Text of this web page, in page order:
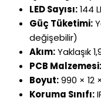
LED Sayısı:144
Güç Tüketimi:
değişebilir)
Akım:Yaklaşık
PCB Malzemesi:
Boyut:990 × 12
Koruma Sınıfı: